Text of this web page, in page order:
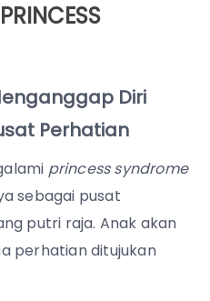
Diri
Perhatian
princess syndrome
sebagai pusat
putri raja. Anak akan
perhatian ditujukan